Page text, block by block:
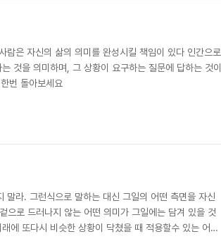
람은 자신의 삶의 의미를 완성시킬 책임이 있다 인간으로
것을 의미하며, 그 상황이 요구하는 질문에 답하는 것이
번 돌아보세요
말라. 그런식으로 말하는 대신 그일의 어떤 측면을 자신
으로 드러나지 않는 어떤 의미가 그일에는 담겨 있을 것
에 또다시 비슷한 상황이 닥쳤을 때 적용할수 있는 어떤